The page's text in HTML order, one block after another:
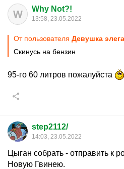
W Why Not?!
13:58, 23.05.2022
От пользователя Девушка
Скинусь на бензин
95-го 60 литров пожалуйста
step2112/
14:03, 23.05.2022
Цыган собрать - отправить к
Новую Гвинею.